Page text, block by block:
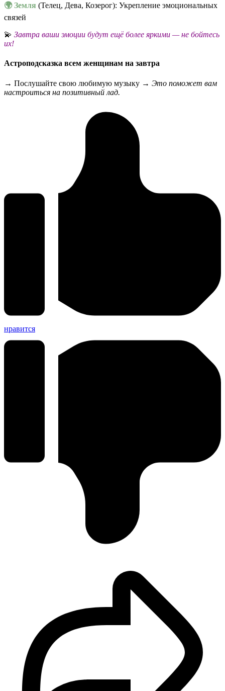
🌍 Земля (Телец, Дева, Козерог): Укрепление эмоциональных
связей
💫 Завтра ваши эмоции будут ещё более яркими — не бойтесь
их!
Астроподсказка всем женщинам на завтра
→ Послушайте свою любимую музыку → Это поможет вам
настроиться на позитивный лад.
нравится